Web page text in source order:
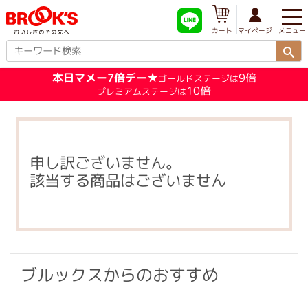
メニュー
マイページ
カート
本日マメー7倍デー★ゴールドステージは9倍
プレミアムステージは10倍
申し訳ございません。
該当する商品はございません
ブルックスからのおすすめ